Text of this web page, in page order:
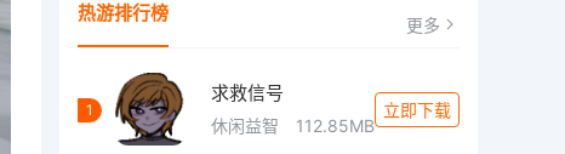
热游排行榜 更多
1
求救信号
休闲益智 112.85MB
立即下载